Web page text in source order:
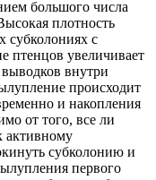
большого числа
плотность
субколониях с
птенцов увеличивает
внутри
происходит
и накопления
от того, все ли
активному
субколонию и
первого